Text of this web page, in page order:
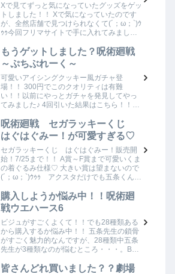
Xで見てずっと気になっていたグッズをゲッ
トしました！！ Xで気になっていたのです
が、全然店舗で見つけられなくて(´；ω；`)ｳ
ｩｩ今回フリマサイトで手に入れてみまし
も安く購入出来たから嬉しい♪ 首都圏の…
もうゲットしました？呪術廻戦
～ぷちぶれーく～
可愛いアイシングクッキー風ガチャ登
場！！ 300円でこのクオリティは有難
い！！以前にやっとガチャを発見してやっ
てみました♪ 4回引いた結果はこちら！！ま
本当は夏油くんも欲しかったんですが、自
分…
呪術廻戦 セガラッキーくじ
はぐはぐみー！が可愛すぎる♡
セガラッキーくじ はぐはぐみー！販売開
始！7/25まで！！ A賞～F賞まで可愛いくま
の着ぐるみ仕様♡ 大きい賞は望まないので
(´；ω；`)ｳｩｩ アクスタだけでも五条くん来
(´；ω；`)ｳｩｩ A賞 フ…
購入しようか悩み中！！呪術廻
戦ウエハース6
ビジュがすごくよくて！！でも28種類ある
から購入するか悩み中！！ 五条先生の鎖骨
がすごく魅力的なんですが、28種類中五条
先生が3種類なのが悩むところ・・・。BOX
先生来る気がするけど、ウエハース多す…
皆さんどれ買いました？？劇場